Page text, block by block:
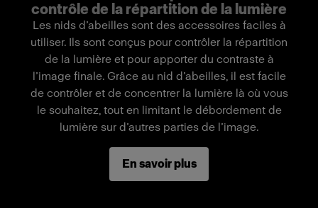
Fabriqué dans un tissu durable de qualité
supérieure
contrôle de la répartition de la lumière
Les nids d’abeilles sont des accessoires faciles à
utiliser. Ils sont conçus pour contrôler la répartition
de la lumière et pour apporter du contraste à
l’image finale. Grâce au nid d’abeilles, il est facile
de contrôler et de concentrer la lumière là où vous
le souhaitez, tout en limitant le débordement de
lumière sur d’autres parties de l’image.
En savoir plus